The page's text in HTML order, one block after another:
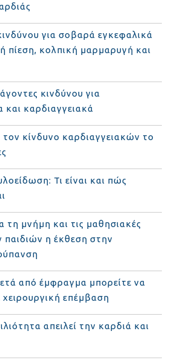
για σοβαρά εγκεφαλικά
πίεση, κολπική μαρμαρυγή και
κινδύνου για
και καρδιαγγειακά
τον κίνδυνο καρδιαγγειακών το
Τι είναι και πώς
τη μνήμη και τις μαθησιακές
παιδιών η έκθεση στην
από έμφραγμα μπορείτε να
επέμβαση
απειλεί την καρδιά και